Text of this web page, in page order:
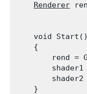
Renderer
    void Start()
    {
rend =
shader1
shader2
    }